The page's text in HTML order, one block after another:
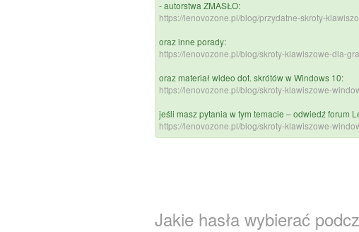
- autorstwa ZMASŁO:
https://lenovozone.pl/blog/przydatne-skroty-
oraz inne porady:
https://lenovozone.pl/blog/skroty-klawiszowe-dla-
oraz materiał wideo dot. skrótów w Windows 10:
https://lenovozone.pl/blog/skroty-klawiszowe-
jeśli masz pytania w tym temacie – odwiedź forum
https://lenovozone.pl/blog/skroty-klawiszowe-
Jakie hasła wybierać